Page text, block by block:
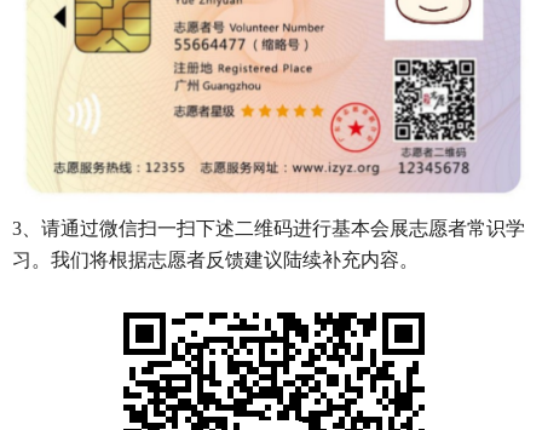
3 、请通过微信扫一扫下述二维码进行基本会展志愿者常识学
习。我们将根据志愿者反馈建议陆续补充内容。